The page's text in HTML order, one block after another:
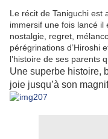
Le récit de Taniguchi est
immersif une fois lancé il
nostalgie, regret,
pérégrinations d’Hiroshi
l’histoire de ses parents
Une superbe histoire,
joie jusqu’à son